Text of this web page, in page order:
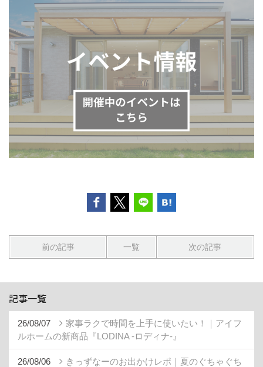
前の記事 一覧 次の記事
記事一覧
26/08/07
家事ラクで時間を上手に使いたい！｜アイフ
ルホームの新商品『LODINA -ロディナ-』
26/08/06
きっずなーのお出かけレポ｜夏のぐちゃぐち